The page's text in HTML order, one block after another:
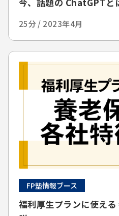
25分 / 2023年4月
FP塾情報ブース
福利厚生プランに使え